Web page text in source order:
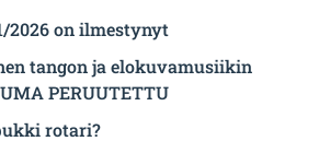
2026 on ilmestynyt
tangon ja elokuvamusiikin
PERUUTETTU
rotari?